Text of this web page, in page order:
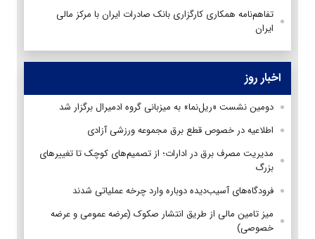
تفاهم‌نامه همکاری کارگزاری بانک صادرات ایران با مرکز مالی
ایران
اخبار روز
دومین نشست «ریل‌نما» به میزبانی گروه ادمیرال برگزار شد
اطلاعیه در خصوص قطع برق مجموعه ورزشی آزادی
مدیریت مصرف برق در ادارات؛ از تصمیم‌های کوچک تا تغییرهای
بزرگ
فرودگاه‌های آسیب‌دیده دوباره وارد چرخه عملیاتی شدند
میز تامین مالی از طریق انتشار صکوک (عرضه عمومی و عرضه
خصوصی)